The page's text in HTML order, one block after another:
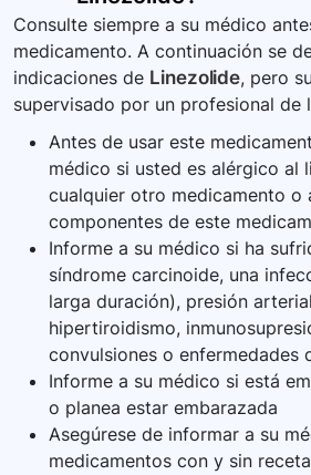
Consulte siempre a su médico
medicamento. A continuación se
indicaciones de Linezolide, pero
supervisado por un profesional de
Antes de usar este
médico si usted es alérgico al
cualquier otro medicamento o
componentes de este
Informe a su médico si ha
síndrome carcinoide, una
larga duración), presión
hipertiroidismo,
convulsiones o enfermedades
Informe a su médico si está
o planea estar embarazada
Asegúrese de informar a su
medicamentos con y sin